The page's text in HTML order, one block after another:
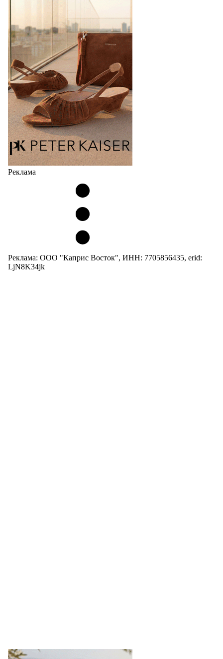
Популярный силуэт бренда,1999 года выпуска,
соответствует сегодняшнему тренду на
сникерины (гибридный вариант балеток и
кроссовок обтекаемой формы и с тонкой подошвой).
Но в модели Miu Miu Bubble присутствует еще и…
05.08.2026 3144
Реклама
Реклама: ООО "Каприс Восток", ИНН: 7705856435, erid:
LjN8K34jk